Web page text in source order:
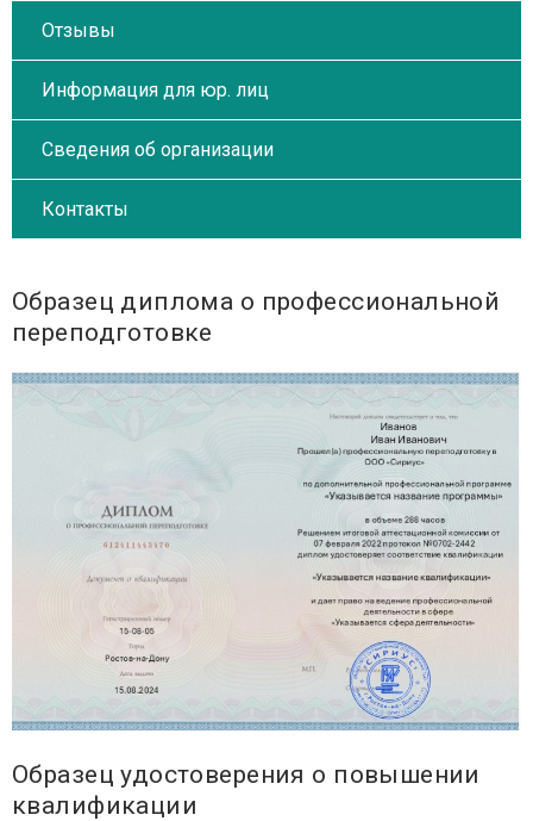
Отзывы
Информация для юр. лиц
Сведения об организации
Контакты
Образец диплома о профессиональной
переподготовке
Образец удостоверения о повышении
квалификации